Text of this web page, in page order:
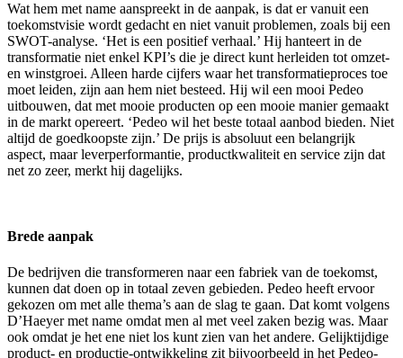
Wat hem met name aanspreekt in de aanpak, is dat er vanuit een
toekomstvisie wordt gedacht en niet vanuit problemen, zoals bij een
SWOT-analyse. ‘Het is een positief verhaal.’ Hij hanteert in de
transformatie niet enkel KPI’s die je direct kunt herleiden tot omzet-
en winstgroei. Alleen harde cijfers waar het transformatieproces toe
moet leiden, zijn aan hem niet besteed. Hij wil een mooi Pedeo
uitbouwen, dat met mooie producten op een mooie manier gemaakt
in de markt opereert. ‘Pedeo wil het beste totaal aanbod bieden. Niet
altijd de goedkoopste zijn.’ De prijs is absoluut een belangrijk
aspect, maar leverperformantie, productkwaliteit en service zijn dat
net zo zeer, merkt hij dagelijks.
Brede aanpak
De bedrijven die transformeren naar een fabriek van de toekomst,
kunnen dat doen op in totaal zeven gebieden. Pedeo heeft ervoor
gekozen om met alle thema’s aan de slag te gaan. Dat komt volgens
D’Haeyer met name omdat men al met veel zaken bezig was. Maar
ook omdat je het ene niet los kunt zien van het andere. Gelijktijdige
product- en productie-ontwikkeling zit bijvoorbeeld in het Pedeo-